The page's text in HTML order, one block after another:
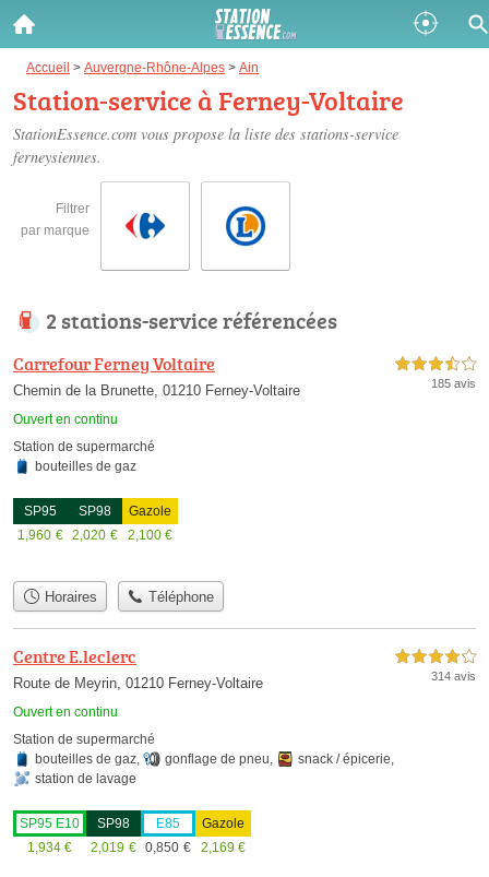
Accueil > Auvergne-Rhône-Alpes > Ain
Station-service à Ferney-Voltaire
StationEssence.com vous propose la liste des stations-service
ferneysiennes.
Filtrer
par marque
2 stations-service référencées
Carrefour Ferney Voltaire
Chemin de la Brunette, 01210 Ferney-Voltaire
Ouvert en continu
3,5 étoiles sur 5
185 avis
Station de supermarché
bouteilles de gaz
SP95
1,960 €
SP98
2,020 €
Gazole
2,100 €
Horaires Téléphone
Centre E.leclerc
Route de Meyrin, 01210 Ferney-Voltaire
Ouvert en continu
4,0 étoiles sur 5
314 avis
Station de supermarché
bouteilles de gaz, gonflage de pneu, snack / épicerie,
station de lavage
SP95 E10
1,934 €
SP98
2,019 €
E85
0,850 €
Gazole
2,169 €
Gazole :
Disponible Épuisé
SP 98 :